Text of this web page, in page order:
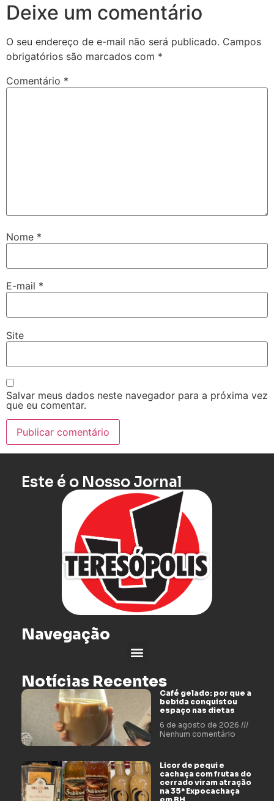
Deixe um comentário
O seu endereço de e-mail não será publicado. Campos
obrigatórios são marcados com *
Comentário *
Nome *
E-mail *
Site
Salvar meus dados neste navegador para a próxima vez
que eu comentar.
Este é o Nosso Jornal
Navegação
Notícias Recentes
Café gelado: por que a
bebida conquistou
espaço nas dietas
6 de agosto de 2026
Nenhum comentário
Licor de pequi e
cachaça com frutas do
cerrado viram atração
na 35ª Expocachaça